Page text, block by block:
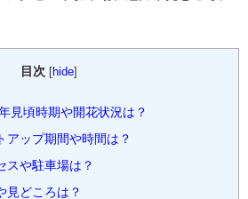
目次 hide
見頃時期や開花状況は？
アップ期間や時間は？
スや駐車場は？
見どころは？